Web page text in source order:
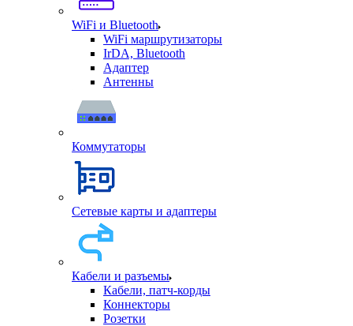
WiFi и Bluetooth
WiFi маршрутизаторы
IrDA, Bluetooth
Адаптер
Антенны
Коммутаторы
Сетевые карты и адаптеры
Кабели и разъемы
Кабели, патч-корды
Коннекторы
Розетки